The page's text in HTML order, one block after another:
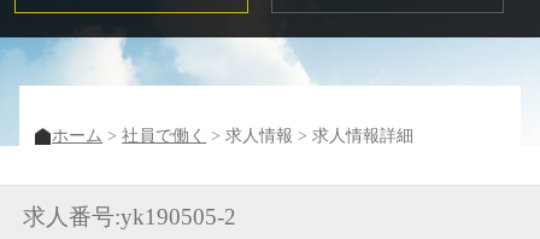
ホーム 社員で働く 求人情報 求人情報詳細
求人番号:yk190505-2